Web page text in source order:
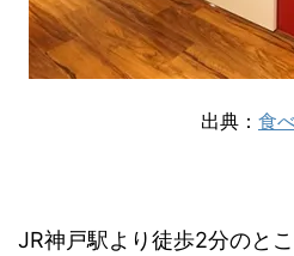
出典： 食
JR神戸駅より徒歩2分のと